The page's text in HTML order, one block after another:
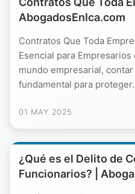
AbogadosEnIca.com
Contratos Que Toda
Esencial para
mundo empresarial,
fundamental para
01 MAY 2025
¿Qué es el Delito de
Funcionarios? |